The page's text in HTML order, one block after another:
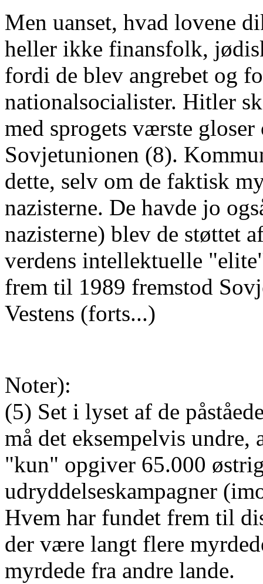
Men uanset, hvad lovene
heller ikke finansfolk,
fordi de blev angrebet og
nationalsocialister. Hitler
med sprogets værste
Sovjetunionen (8).
dette, selv om de faktisk
nazisterne. De havde jo
nazisterne) blev de støttet
verdens intellektuelle
frem til 1989 fremstod
Vestens (forts...)
Noter):
(5) Set i lyset af de
må det eksempelvis undre,
"kun" opgiver 65.000
udryddelseskampagner
Hvem har fundet frem til
der være langt flere
myrdede fra andre lande.